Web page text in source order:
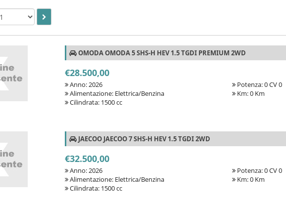
OMODA OMODA 5 SHS-H HEV 1.5 TGDI PREMIUM 2WD
€28.500,00
Anno: 2026
Potenza: 0 CV 0
Alimentazione: Elettrica/Benzina
Km: 0 Km
Cilindrata: 1500 cc
JAECOO JAECOO 7 SHS-H HEV 1.5 TGDI 2WD
€32.500,00
Anno: 2026
Potenza: 0 CV 0
Alimentazione: Elettrica/Benzina
Km: 0 Km
Cilindrata: 1500 cc